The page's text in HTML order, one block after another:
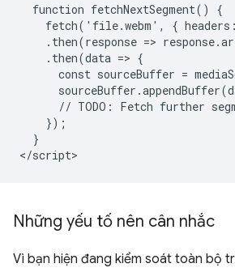
  function fetchNextSegment() {
fetch('file.webm', {
.then(response =>
    .then(data => {
const sourceBuffer =
// TODO: Fetch further
    });
  }
Những yếu tố nên cân nhắc
Vì bạn hiện đang kiểm soát toàn bộ